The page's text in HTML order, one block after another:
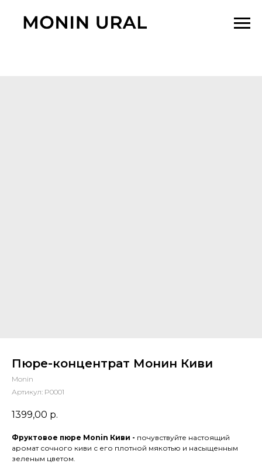
Пюре-концентрат Монин Киви
Monin
Артикул: P0001
1399,00 р.
Фруктовое пюре Monin Киви - почувствуйте настоящий
аромат сочного киви с его плотной мякотью и насыщенным
зеленым цветом.